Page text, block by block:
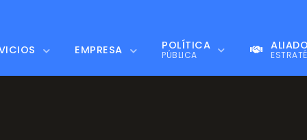
EMPRESA POLÍTICA
PÚBLICA
EMPRESA POLÍTICA
PÚBLICA